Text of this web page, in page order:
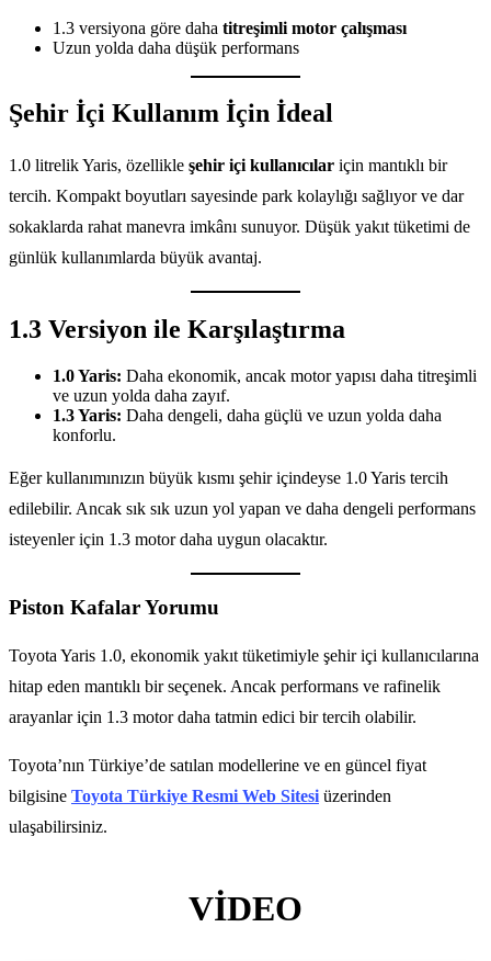
1.3 versiyona göre daha titreşimli motor çalışması
Uzun yolda daha düşük performans
Şehir İçi Kullanım İçin İdeal
1.0 litrelik Yaris, özellikle şehir içi kullanıcılar için mantıklı bir
tercih. Kompakt boyutları sayesinde park kolaylığı sağlıyor ve dar
sokaklarda rahat manevra imkânı sunuyor. Düşük yakıt tüketimi de
günlük kullanımlarda büyük avantaj.
1.3 Versiyon ile Karşılaştırma
1.0 Yaris: Daha ekonomik, ancak motor yapısı daha titreşimli
ve uzun yolda daha zayıf.
1.3 Yaris: Daha dengeli, daha güçlü ve uzun yolda daha
konforlu.
Eğer kullanımınızın büyük kısmı şehir içindeyse 1.0 Yaris tercih
edilebilir. Ancak sık sık uzun yol yapan ve daha dengeli performans
isteyenler için 1.3 motor daha uygun olacaktır.
Piston Kafalar Yorumu
Toyota Yaris 1.0, ekonomik yakıt tüketimiyle şehir içi kullanıcılarına
hitap eden mantıklı bir seçenek. Ancak performans ve rafinelik
arayanlar için 1.3 motor daha tatmin edici bir tercih olabilir.
Toyota’nın Türkiye’de satılan modellerine ve en güncel fiyat
bilgisine Toyota Türkiye Resmi Web Sitesi üzerinden
ulaşabilirsiniz.
VİDEO